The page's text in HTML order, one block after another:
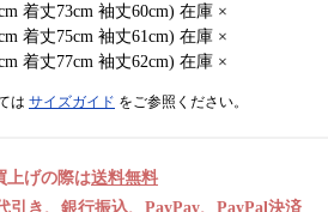
着丈73cm 袖丈60cm) 在庫 ×
着丈75cm 袖丈61cm) 在庫 ×
着丈77cm 袖丈62cm) 在庫 ×
は サイズガイド をご参照ください。
上げの際は送料無料
引き、銀行振込、PayPay、PayPal決済